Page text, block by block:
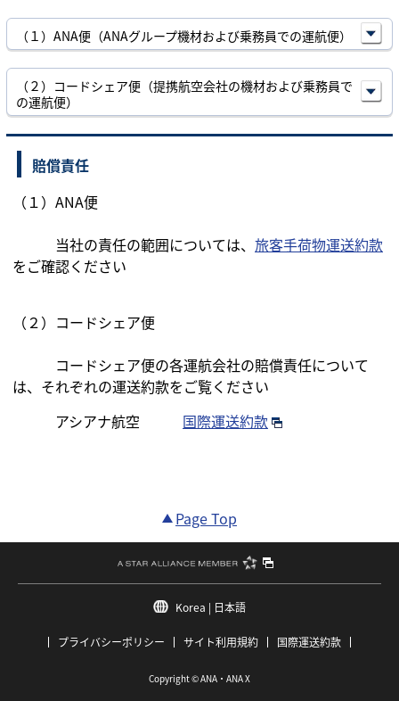
（１）ANA便（ANAグループ機材および乗務員での運航便）
（２）コードシェア便（提携航空会社の機材および乗務員で
の運航便）
賠償責任
（１）ANA便
当社の責任の範囲については、 旅客手荷物運送約款
をご確認ください
（２）コードシェア便
コードシェア便の各運航会社の賠償責任について
は、それぞれの運送約款をご覧ください
アシアナ航空 国際運送約款
Page Top
Korea | 日本語
プライバシーポリシー サイト利用規約 国際運送約款
Copyright © ANA・ANA X